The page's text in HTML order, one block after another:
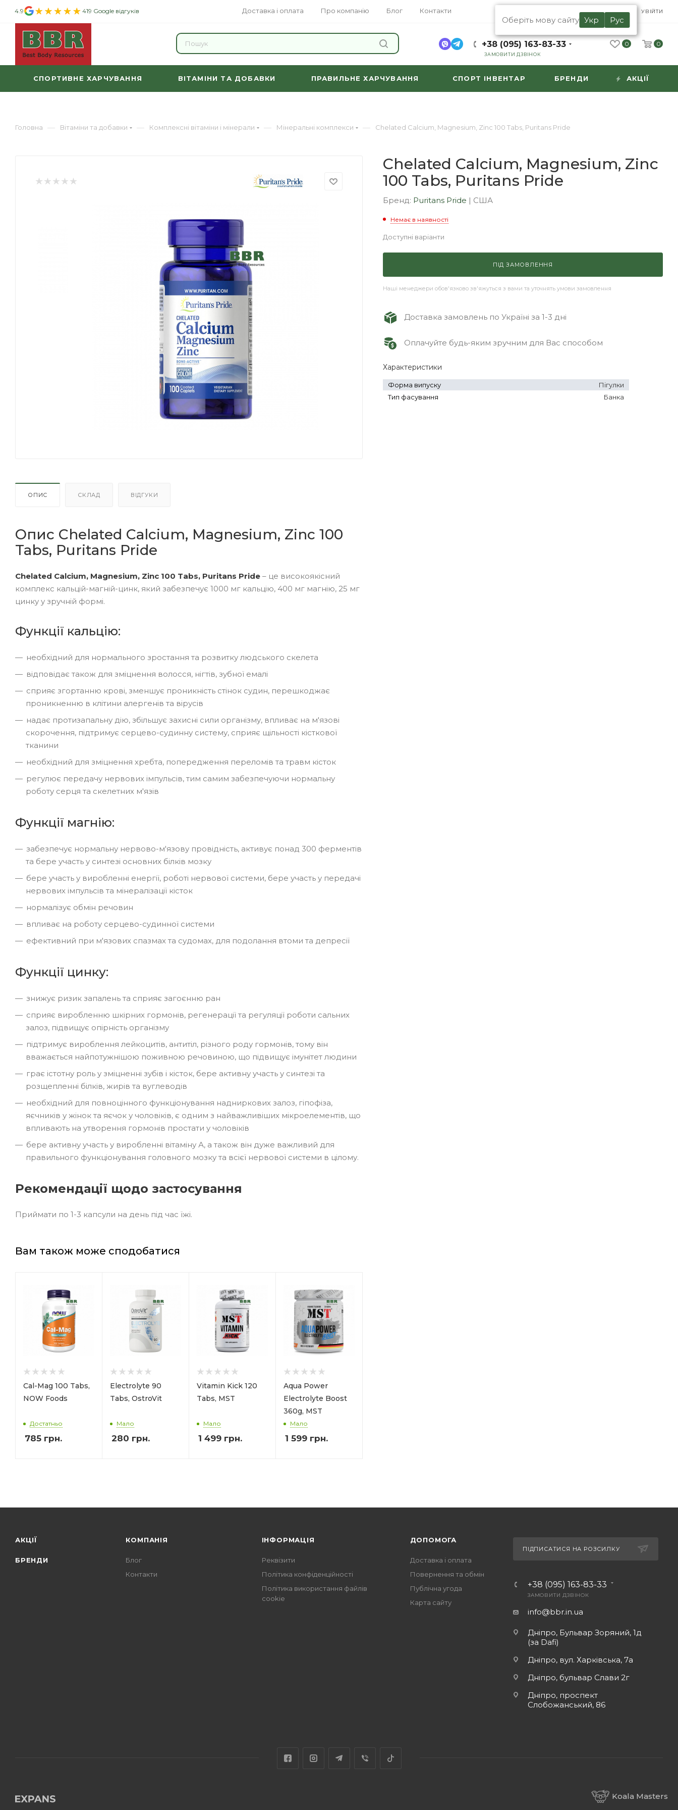
Доставка і оплата Про компанію Блог Контакти
4.9 419 Google відгуків RU
Оберіть мову сайту Укр Рус
УВІЙТИ
+38 (095) 163-83-33
ЗАМОВИТИ ДЗВІНОК
0 0
СПОРТИВНЕ ХАРЧУВАННЯ ВІТАМІНИ ТА ДОБАВКИ ПРАВИЛЬНЕ ХАРЧУВАННЯ СПОРТ ІНВЕНТАР БРЕНДИ АКЦІЇ
Головна — Вітаміни та добавки — Комплексні вітаміни і мінерали — Мінеральні комплекси — Chelated Calcium, Magnesium, Zinc 100 Tabs, Puritans Pride
ОПИС СКЛАД ВІДГУКИ
Опис Chelated Calcium, Magnesium, Zinc 100
Tabs, Puritans Pride
Chelated Calcium, Magnesium, Zinc 100 Tabs, Puritans Pride – це високоякісний
комплекс кальцій-магній-цинк, який забезпечує 1000 мг кальцію, 400 мг магнію, 25 мг
цинку у зручній формі.
Функції кальцію:
необхідний для нормального зростання та розвитку людського скелета
відповідає також для зміцнення волосся, нігтів, зубної емалі
сприяє згортанню крові, зменшує проникність стінок судин, перешкоджає
проникненню в клітини алергенів та вірусів
надає протизапальну дію, збільшує захисні сили організму, впливає на м'язові
скорочення, підтримує серцево-судинну систему, сприяє щільності кісткової
тканини
необхідний для зміцнення хребта, попередження переломів та травм кісток
регулює передачу нервових імпульсів, тим самим забезпечуючи нормальну
роботу серця та скелетних м'язів
Функції магнію:
забезпечує нормальну нервово-м'язову провідність, активує понад 300 ферментів
та бере участь у синтезі основних білків мозку
бере участь у виробленні енергії, роботі нервової системи, бере участь у передачі
нервових імпульсів та мінералізації кісток
нормалізує обмін речовин
впливає на роботу серцево-судинної системи
ефективний при м'язових спазмах та судомах, для подолання втоми та депресії
Функції цинку:
знижує ризик запалень та сприяє загоєнню ран
сприяє виробленню шкірних гормонів, регенерації та регуляції роботи сальних
залоз, підвищує опірність організму
підтримує вироблення лейкоцитів, антитіл, різного роду гормонів, тому він
вважається найпотужнішою поживною речовиною, що підвищує імунітет людини
грає істотну роль у зміцненні зубів і кісток, бере активну участь у синтезі та
розщепленні білків, жирів та вуглеводів
необхідний для повноцінного функціонування надниркових залоз, гіпофіза,
яєчників у жінок та яєчок у чоловіків, є одним з найважливіших мікроелементів, що
впливають на утворення гормонів простати у чоловіків
бере активну участь у виробленні вітаміну А, а також він дуже важливий для
правильного функціонування головного мозку та всієї нервової системи в цілому.
Рекомендації щодо застосування
Приймати по 1-3 капсули на день під час їжі.
Вам також може сподобатися
Cal-Mag 100 Tabs,
NOW Foods
Достатньо
785 грн.
Electrolyte 90
Tabs, OstroVit
Мало
280 грн.
Vitamin Kick 120
Tabs, MST
Мало
1 499 грн.
Aqua Power
Electrolyte Boost
360g, MST
Мало
1 599 грн.
Chelated Calcium, Magnesium, Zinc
100 Tabs, Puritans Pride
Бренд: Puritans Pride | США
Немає в наявності
Доступні варіанти
ПІД ЗАМОВЛЕННЯ
Наші менеджери обов'язково зв'яжуться з вами та уточнять умови замовлення
Доставка замовлень по Україні за 1-3 дні
Оплачуйте будь-яким зручним для Вас способом
Характеристики
Форма випуску
Пігулки
Тип фасування
Банка
АКЦІЇ
БРЕНДИ
КОМПАНІЯ
Блог
Контакти
ІНФОРМАЦІЯ
Реквізити
Політика конфіденційності
Політика використання файлів
cookie
ДОПОМОГА
Доставка і оплата
Повернення та обмін
Публічна угода
Карта сайту
ПІДПИСАТИСЯ НА РОЗСИЛКУ
+38 (095) 163-83-33
ЗАМОВИТИ ДЗВІНОК
info@bbr.in.ua
Дніпро, Бульвар Зоряний, 1д
(за Dafi)
Дніпро, вул. Харківська, 7а
Дніпро, бульвар Слави 2г
Дніпро, проспект
Слобожанський, 86
Koala Masters